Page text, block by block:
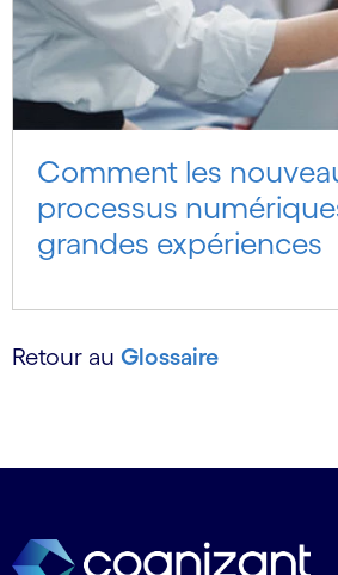
Comment les
processus
grandes expériences
Retour au Glossaire